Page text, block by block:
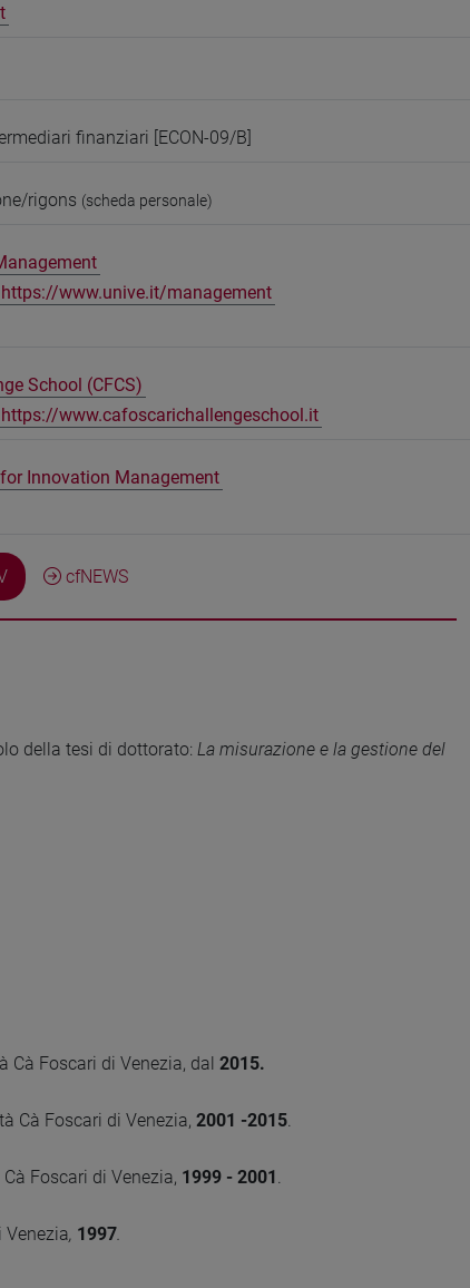
finanziari [ECON-09/B]
rigons (scheda personale)
https://www.unive.it/management
School (CFCS)
https://www.cafoscarichallengeschool.it
Innovation Management
cfNEWS
della tesi di dottorato: La misurazione e la gestione del
Foscari di Venezia, dal 2015.
Cà Foscari di Venezia, 2001 -2015.
Foscari di Venezia, 1999 - 2001 .
Venezia, 1997.